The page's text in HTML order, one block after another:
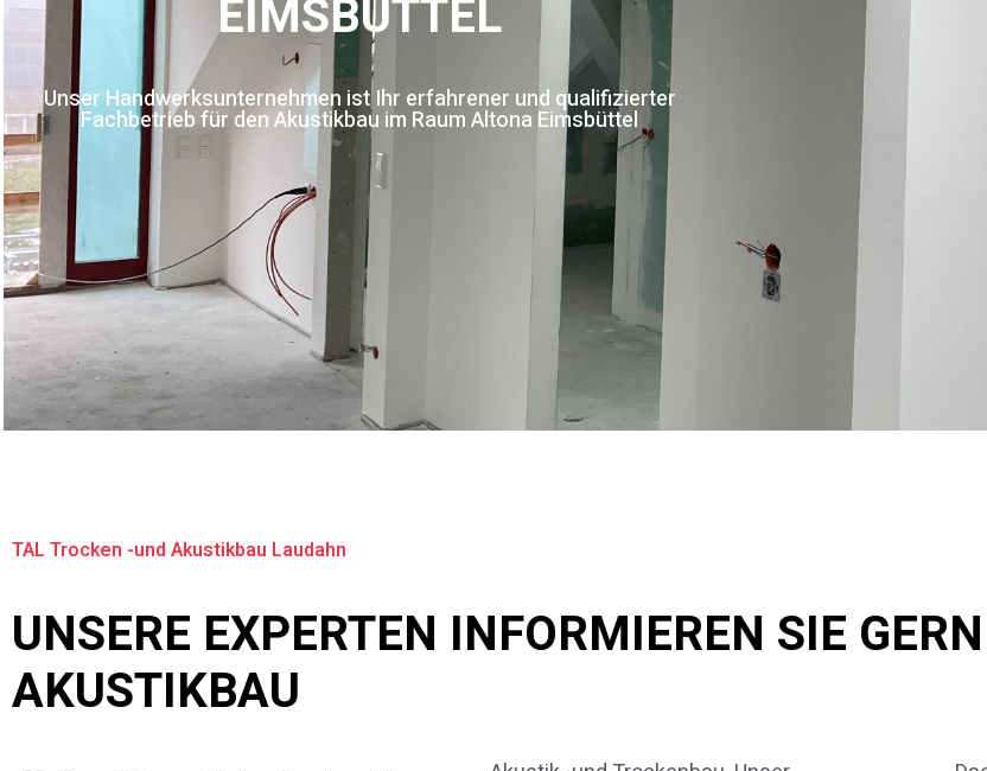
EIMSBÜTTEL
Unser Handwerksunternehmen ist Ihr erfahrener und qualifizierter
Fachbetrieb für den Akustikbau im Raum Altona Eimsbüttel
TAL Trocken -und Akustikbau Laudahn
UNSERE EXPERTEN INFORMIEREN SIE
AKUSTIKBAU